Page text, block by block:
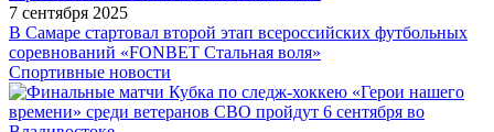
7 сентября 2025
В Самаре стартовал второй этап всероссийских футбольных
соревнований «FONBET Стальная воля»
Спортивные новости